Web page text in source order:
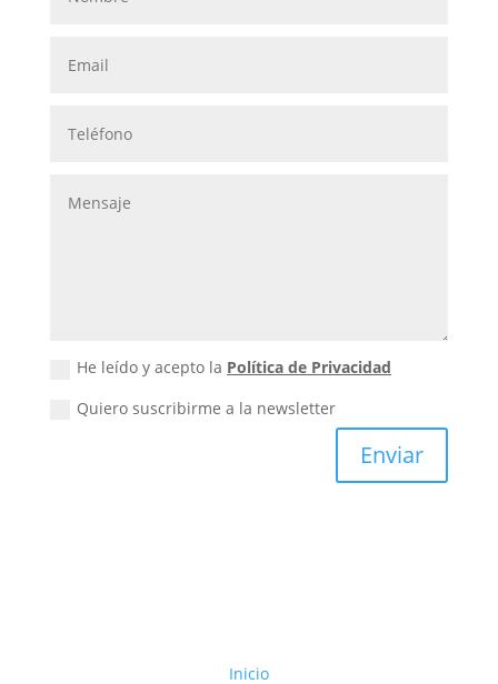
He leído y acepto la Política de Privacidad
Quiero suscribirme a la newsletter
Enviar
Inicio